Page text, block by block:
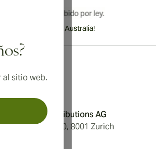
al sitio web.
Reino Unido y Australia!
Aromatica Distributions AG
Löwenstrasse 20, 8001 Zurich